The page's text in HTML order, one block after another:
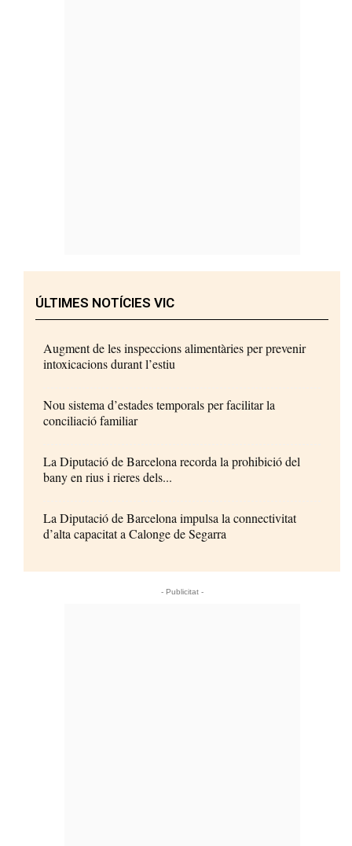
ÚLTIMES NOTÍCIES VIC
Augment de les inspeccions alimentàries per prevenir
intoxicacions durant l’estiu
Nou sistema d’estades temporals per facilitar la
conciliació familiar
La Diputació de Barcelona recorda la prohibició del
bany en rius i rieres dels...
La Diputació de Barcelona impulsa la connectivitat
d’alta capacitat a Calonge de Segarra
- Publicitat -